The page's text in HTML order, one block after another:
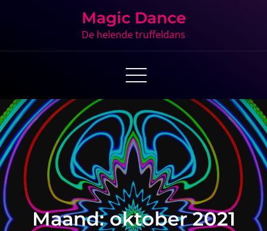
Magic Dance
De helende truffeldans
Maand:oktober 2021